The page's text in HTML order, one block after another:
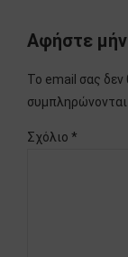
Αφήστε
Το email σας δεν
Σχόλιο *